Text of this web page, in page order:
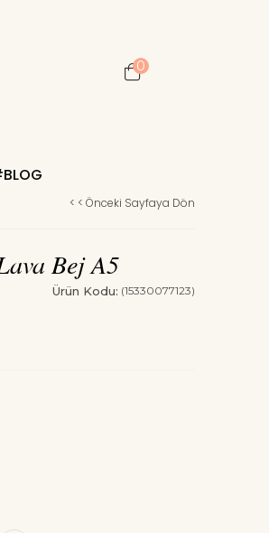
0
< < Önceki Sayfaya Dön
Bej A5
Ürün Kodu: (15330077123)